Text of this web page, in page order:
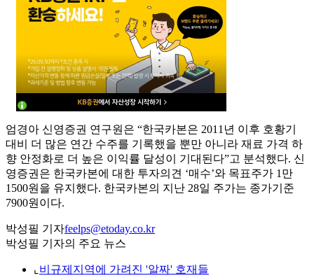
엄경아 신영증권 연구원은 “한국카본은 2011년 이후 호황기
대비 더 많은 연간 수주를 기록했을 뿐만 아니라 재료 가격 하
향 안정화로 더 높은 이익률 달성이 기대된다”고 분석했다. 신
영증권은 한국카본에 대한 투자의견 ‘매수’와 목표주가 1만
1500원을 유지했다. 한국카본의 지난 28일 주가는 종가기준
7900원이다.
박성필 기자feelps@etoday.co.kr
박성필 기자의 주요 뉴스
⌞ 비규제지역에 가려진 '알짜' 호재들